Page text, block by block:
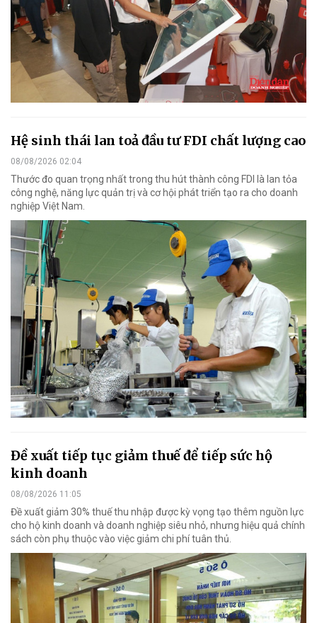
Hệ sinh thái lan toả đầu tư FDI chất lượng cao
08/08/2026 02:04
Thước đo quan trọng nhất trong thu hút thành công FDI là lan tỏa
công nghệ, năng lực quản trị và cơ hội phát triển tạo ra cho doanh
nghiệp Việt Nam.
Đề xuất tiếp tục giảm thuế để tiếp sức hộ
kinh doanh
08/08/2026 11:05
Đề xuất giảm 30% thuế thu nhập được kỳ vọng tạo thêm nguồn lực
cho hộ kinh doanh và doanh nghiệp siêu nhỏ, nhưng hiệu quả chính
sách còn phụ thuộc vào việc giảm chi phí tuân thủ.